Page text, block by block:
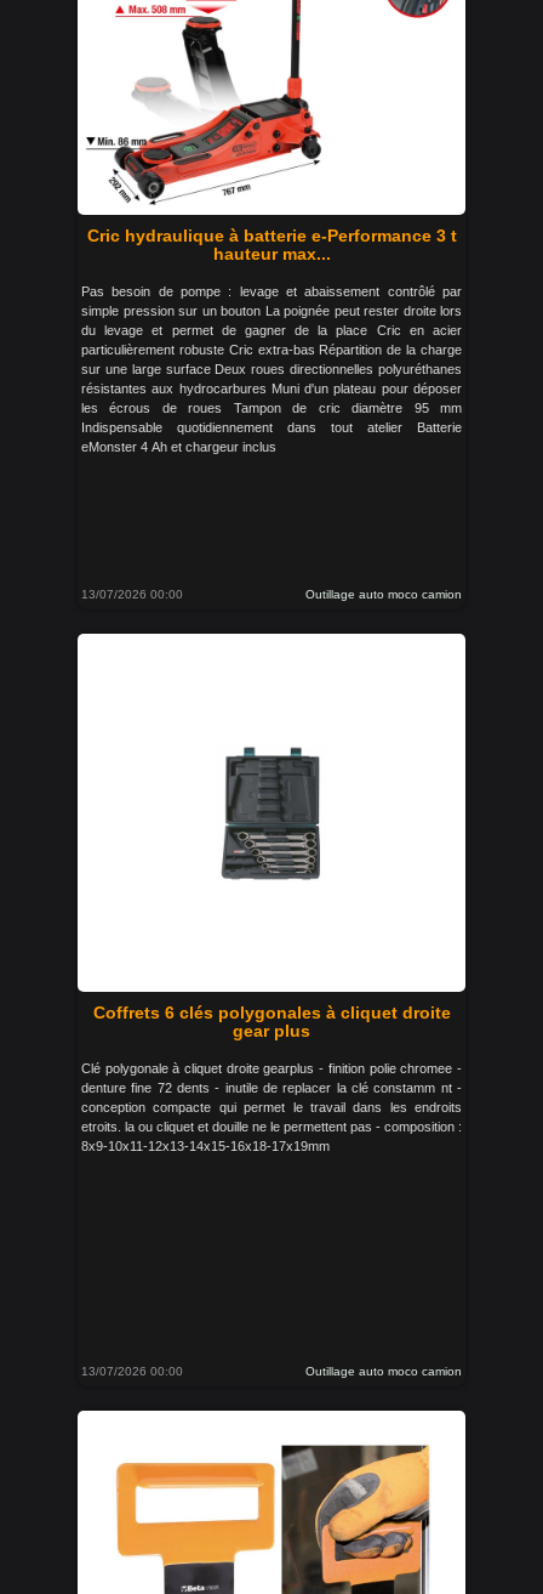
Cric hydraulique à batterie e-Performance 3 t
hauteur max...
Pas besoin de pompe : levage et abaissement contrôlé par
simple pression sur un bouton La poignée peut rester droite lors
du levage et permet de gagner de la place Cric en acier
particulièrement robuste Cric extra-bas Répartition de la charge
sur une large surface Deux roues directionnelles polyuréthanes
résistantes aux hydrocarbures Muni d'un plateau pour déposer
les écrous de roues Tampon de cric diamètre 95 mm
Indispensable quotidiennement dans tout atelier Batterie
eMonster 4 Ah et chargeur inclus
13/07/2026 00:00 Outillage auto moco camion
Coffrets 6 clés polygonales à cliquet droite
gear plus
Clé polygonale à cliquet droite gearplus - finition polie chromee -
denture fine 72 dents - inutile de replacer la clé constamm nt -
conception compacte qui permet le travail dans les endroits
etroits. la ou cliquet et douille ne le permettent pas - composition :
8x9-10x11-12x13-14x15-16x18-17x19mm
13/07/2026 00:00 Outillage auto moco camion